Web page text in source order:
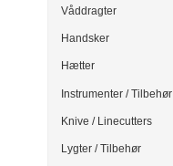
Våddragter
Handsker
Hætter
Instrumenter / Tilbehør
Knive / Linecutters
Lygter / Tilbehør